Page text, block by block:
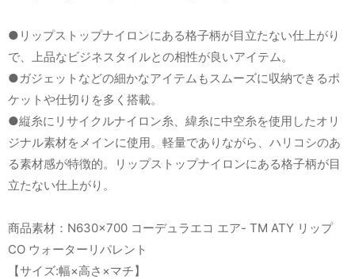
●リップストップナイロンにある格子柄が目立たない仕上がり
で、上品なビジネスタイルとの相性が良いアイテム。
●ガジェットなどの細かなアイテムもスムーズに収納できるポ
ケットや仕切りを多く搭載。
●縦糸にリサイクルナイロン糸、緯糸に中空糸を使用したオリ
ジナル素材をメインに使用。軽量でありながら、ハリコシのあ
る素材感が特徴的。リップストップナイロンにある格子柄が目
立たない仕上がり。
商品素材：N630×700 コーデュラエコ エア- TM ATY リップ
CO ウォーターリパレント
【サイズ:幅×高さ×マチ】